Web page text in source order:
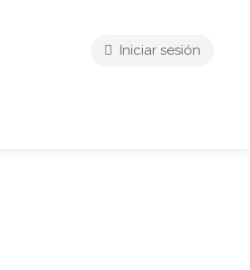
Iniciar sesión